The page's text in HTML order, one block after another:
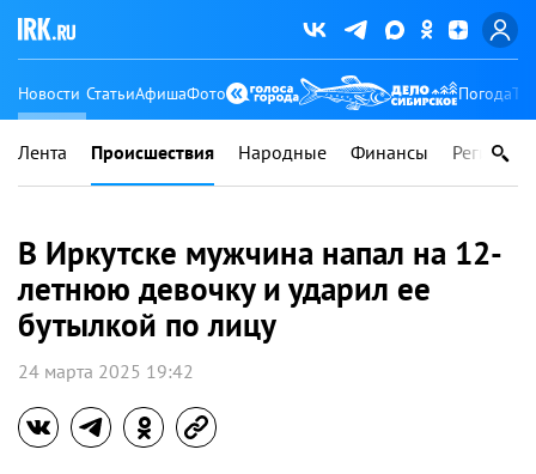
Новости СтатьиАфишаФото Погода
Лента Происшествия Народные Финансы Регионы
В Иркутске мужчина напал на 12-
летнюю девочку и ударил ее
бутылкой по лицу
24 марта 2025 19:42